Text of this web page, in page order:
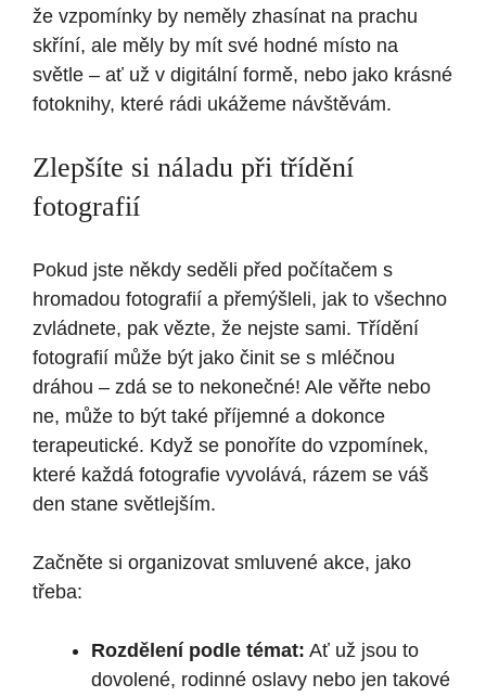
že vzpomínky by neměly zhasínat na prachu
skříní, ale měly by mít své hodné místo na
světle – ať už v digitální formě, nebo jako krásné
fotoknihy, které rádi ukážeme návštěvám.
Zlepšíte si náladu při třídění
fotografií
Pokud jste někdy seděli před počítačem s
hromadou fotografií a přemýšleli, jak to všechno
zvládnete, pak vězte, že nejste sami. Třídění
fotografií může být jako činit se s mléčnou
dráhou – zdá se to nekonečné! Ale věřte nebo
ne, může to být také příjemné a dokonce
terapeutické. Když se ponoříte do vzpomínek,
které každá fotografie vyvolává, rázem se váš
den stane světlejším.
Začněte si organizovat smluvené akce, jako
třeba:
Rozdělení podle témat: Ať už jsou to
dovolené, rodinné oslavy nebo jen takové